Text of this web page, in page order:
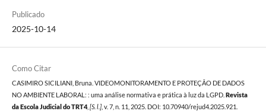
Publicado
2025-10-14
Como Citar
CASIMIRO SICILIANI, Bruna. VIDEOMONITORAMENTO E PROTEÇÃO DE DADOS
NO AMBIENTE LABORAL: : uma análise normativa e prática à luz da LGPD. Revista
da Escola Judicial do TRT4, [S. l.], v. 7, n. 11, 2025. DOI: 10.70940/rejud4.2025.921.